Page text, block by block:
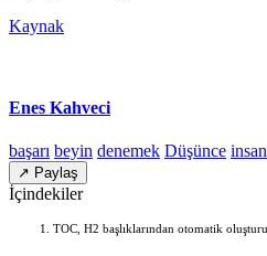
Kaynak
Enes Kahveci
başarı beyin denemek Düşünce insan
↗ Paylaş
İçindekiler
TOC, H2 başlıklarından otomatik